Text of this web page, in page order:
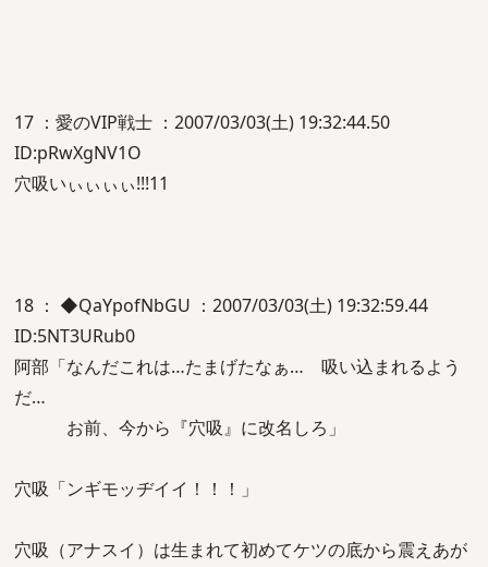
17 ：愛のVIP戦士 ：2007/03/03(土) 19:32:44.50
ID:pRwXgNV1O
穴吸いぃぃぃぃ!!!11
18 ： ◆QaYpofNbGU ：2007/03/03(土) 19:32:59.44
ID:5NT3URub0
阿部「なんだこれは…たまげたなぁ… 吸い込まれるよう
だ…
お前、今から『穴吸』に改名しろ」
穴吸「ンギモッヂイイ！！！」
穴吸（アナスイ）は生まれて初めてケツの底から震えあが